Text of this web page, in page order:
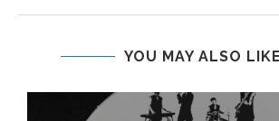
YOU MAY ALSO LIKE